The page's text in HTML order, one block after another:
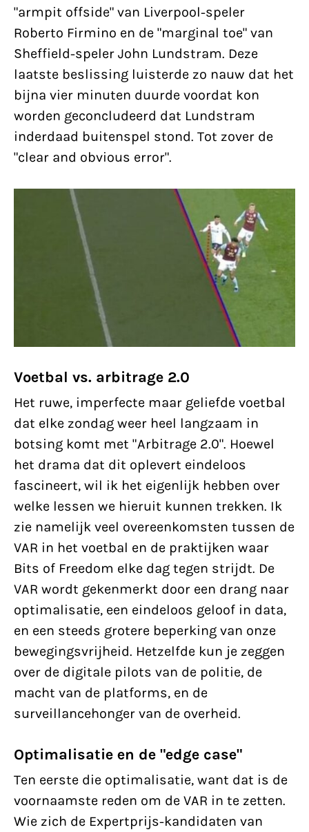
"armpit offside" van Liverpool-speler
Roberto Firmino en de "marginal toe" van
Sheffield-speler John Lundstram. Deze
laatste beslissing luisterde zo nauw dat het
bijna vier minuten duurde voordat kon
worden geconcludeerd dat Lundstram
inderdaad buitenspel stond. Tot zover de
"clear and obvious error".
Voetbal vs. arbitrage 2.0
Het ruwe, imperfecte maar geliefde voetbal
dat elke zondag weer heel langzaam in
botsing komt met "Arbitrage 2.0". Hoewel
het drama dat dit oplevert eindeloos
fascineert, wil ik het eigenlijk hebben over
welke lessen we hieruit kunnen trekken. Ik
zie namelijk veel overeenkomsten tussen de
VAR in het voetbal en de praktijken waar
Bits of Freedom elke dag tegen strijdt. De
VAR wordt gekenmerkt door een drang naar
optimalisatie, een eindeloos geloof in data,
en een steeds grotere beperking van onze
bewegingsvrijheid. Hetzelfde kun je zeggen
over de digitale pilots van de politie, de
macht van de platforms, en de
surveillancehonger van de overheid.
Optimalisatie en de "edge case"
Ten eerste die optimalisatie, want dat is de
voornaamste reden om de VAR in te zetten.
Wie zich de Expertprijs-kandidaten van